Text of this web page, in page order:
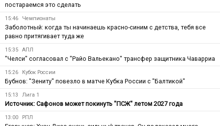
постараемся это сделать
15:46 Чемпионаты
Заболотный: когда ты начинаешь красно-синим с детства, тебя все
равно притягивает туда же
15:35 АПЛ
"Челси" согласовал с "Райо Вальекано" трансфер защитника Чаварриа
15:26 Кубок России
Бубнов: "Зениту" повезло в матче Кубка России с "Балтикой"
15:13 Лига 1
Источник: Сафонов может покинуть "ПСЖ" летом 2027 года
13:00 РПЛ